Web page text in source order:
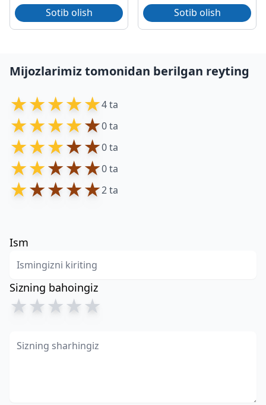
Sotib olish Sotib olish
Mijozlarimiz tomonidan berilgan reyting
★★★★★4 ta
★★★★★0 ta
★★★★★0 ta
★★★★★0 ta
★★★★★2 ta
Ism
Sizning bahoingiz
★★★★★